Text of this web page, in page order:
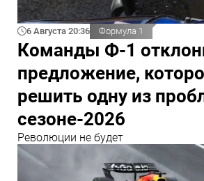
6 Августа 20:36 Формула 1
Команды Ф-1
предложение,
решить одну из
сезоне-2026
Революции не будет